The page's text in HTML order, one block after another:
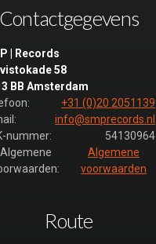
Contactgegevens
| Records
58
BB Amsterdam
+31 (0)20 2051139
info@smprecords.nl
nummer:
54130964
Algemene
Algemene
voorwaarden
Route